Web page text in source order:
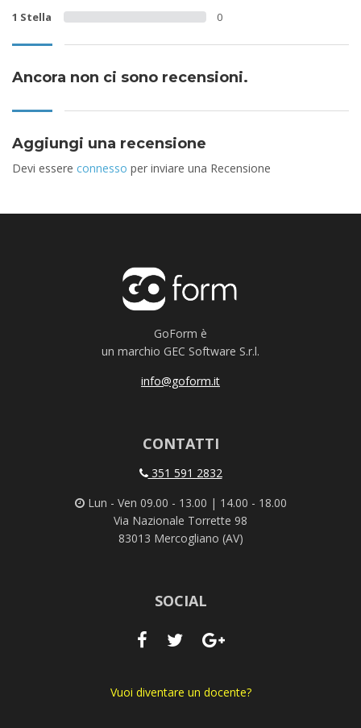
1 Stella 0
Ancora non ci sono recensioni.
Aggiungi una recensione
Devi essere connesso per inviare una Recensione
GoForm è
un marchio GEC Software S.r.l.
info@goform.it
CONTATTI
351 591 2832
Lun - Ven 09.00 - 13.00 | 14.00 - 18.00
Via Nazionale Torrette 98
83013 Mercogliano (AV)
SOCIAL
Vuoi diventare un docente?